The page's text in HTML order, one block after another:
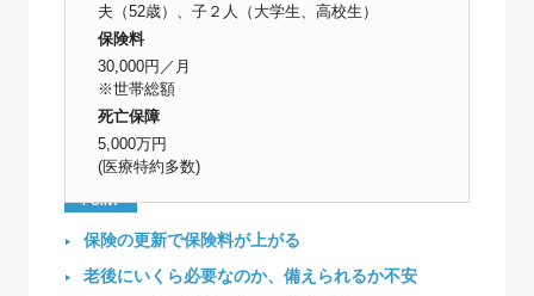
POINT
保険の更新で保険料が上がる
老後にいくら必要なのか、備えられるか不安
夫（52歳）、子２人（大学生、高校生）
保険料
30,000円／月
※世帯総額
死亡保障
5,000万円
(医療特約多数)